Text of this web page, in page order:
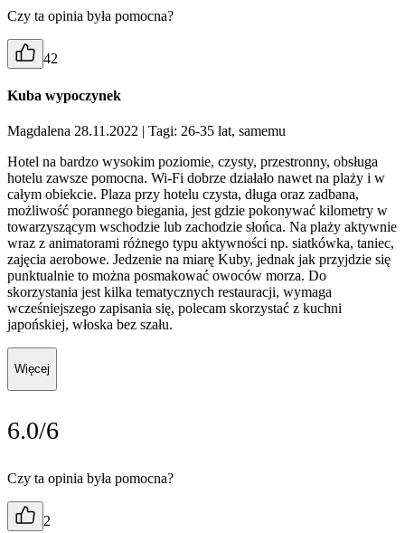
Czy ta opinia była pomocna?
42
Kuba wypoczynek
Magdalena 28.11.2022 | Tagi: 26-35 lat, samemu
Hotel na bardzo wysokim poziomie, czysty, przestronny, obsługa
hotelu zawsze pomocna. Wi-Fi dobrze działało nawet na plaży i w
całym obiekcie. Plaza przy hotelu czysta, długa oraz zadbana,
możliwość porannego biegania, jest gdzie pokonywać kilometry w
towarzyszącym wschodzie lub zachodzie słońca. Na plaży aktywnie
wraz z animatorami różnego typu aktywności np. siatkówka, taniec,
zajęcia aerobowe. Jedzenie na miarę Kuby, jednak jak przyjdzie się
punktualnie to można posmakować owoców morza. Do
skorzystania jest kilka tematycznych restauracji, wymaga
wcześniejszego zapisania się, polecam skorzystać z kuchni
japońskiej, włoska bez szału.
Więcej
6.0/6
Czy ta opinia była pomocna?
2